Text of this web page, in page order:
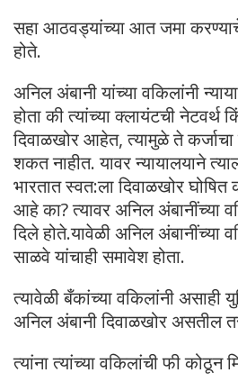
सहा आठवड्यांच्या आत जमा
होते.
अनिल अंबानी यांच्या वकिलांनी
होता की त्यांच्या क्लायंटची
दिवाळखोर आहेत, त्यामुळे ते
शकत नाहीत. यावर न्यायालयाने
भारतात स्वत:ला दिवाळखोर घोषित
आहे का? त्यावर अनिल अंबानींच्या
दिले होते.यावेळी अनिल अंबानींच्या
साळवे यांचाही समावेश होता.
त्यावेळी बँकांच्या वकिलांनी असाही
अनिल अंबानी दिवाळखोर असतील
त्यांना त्यांच्या वकिलांची फी कोठून